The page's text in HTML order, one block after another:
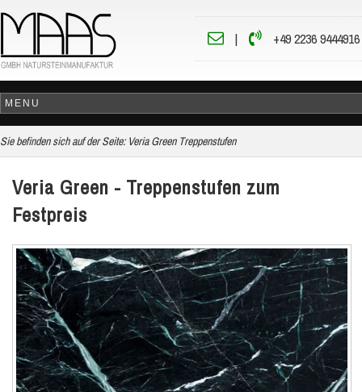
| +49 2236 9444916
Sie befinden sich auf der Seite: Veria Green Treppenstufen
Veria Green - Treppenstufen zum
Festpreis